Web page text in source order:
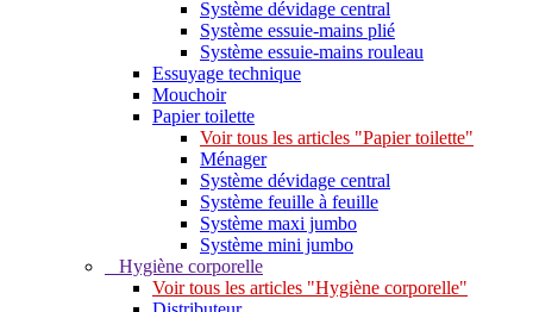
Système dévidage central
Système essuie-mains plié
Système essuie-mains rouleau
Essuyage technique
Mouchoir
Papier toilette
Voir tous les articles "Papier toilette"
Ménager
Système dévidage central
Système feuille à feuille
Système maxi jumbo
Système mini jumbo
Hygiène corporelle
Voir tous les articles "Hygiène corporelle"